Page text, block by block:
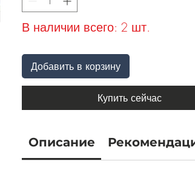
В наличии всего: 2 шт.
Добавить в корзину
Купить сейчас
Описание